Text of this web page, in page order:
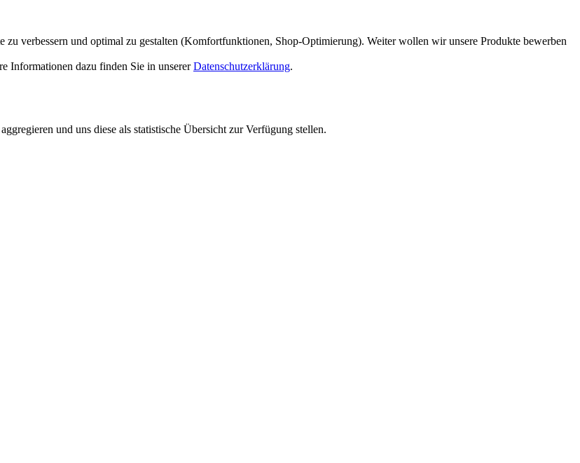
verbessern und optimal zu gestalten (Komfortfunktionen, Shop-Optimierung). Weiter wollen wir unsere Produkte bewerben
Informationen dazu finden Sie in unsererDatenschutzerklärung.
und uns diese als statistische Übersicht zur Verfügung stellen.